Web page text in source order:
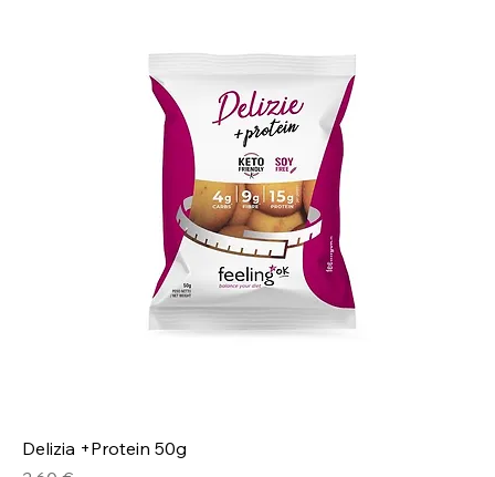
Delizia +Protein 50g